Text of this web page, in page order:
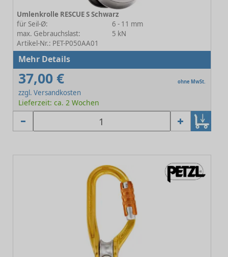
Umlenkrolle RESCUE S Schwarz
für Seil-Ø:
6 - 11 mm
max. Gebrauchslast:
5 kN
Artikel-Nr.: PET-P050AA01
Mehr Details
37,00 € ohne MwSt.
zzgl. Versandkosten
Lieferzeit: ca. 2 Wochen